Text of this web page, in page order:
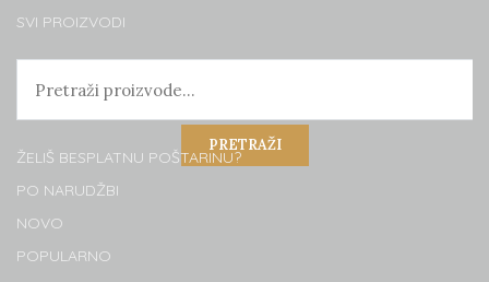
SVI PROIZVODI
PRETRAŽI
ŽELIŠ BESPLATNU POŠTARINU?
PO NARUDŽBI
NOVO
POPULARNO